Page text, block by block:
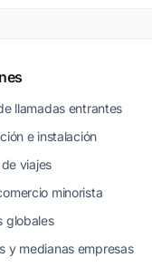
llamadas entrantes
e instalación
viajes
minorista
globales
y medianas empresas